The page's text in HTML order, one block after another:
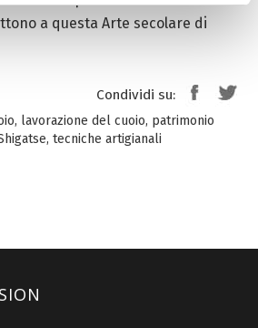
a questa Arte secolare di
Condividi su:
, lavorazione del cuoio, patrimonio
, tecniche artigianali